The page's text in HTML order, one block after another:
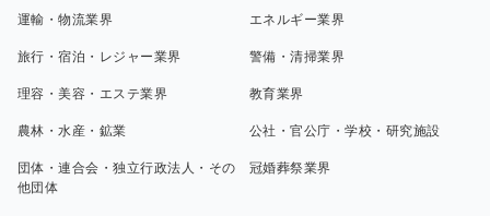
運輸・物流業界 エネルギー業界
旅行・宿泊・レジャー業界 警備・清掃業界
理容・美容・エステ業界 教育業界
農林・水産・鉱業 公社・官公庁・学校・研究施設
団体・連合会・独立行政法人・その
他団体
冠婚葬祭業界